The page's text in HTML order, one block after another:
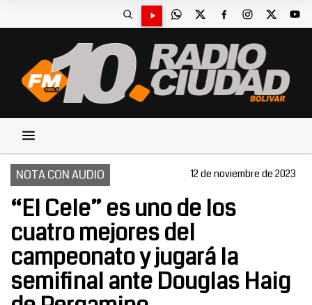
NOTA CON AUDIO 12 de noviembre de 2023
“El Cele” es uno de los
cuatro mejores del
campeonato y jugará la
semifinal ante Douglas Haig